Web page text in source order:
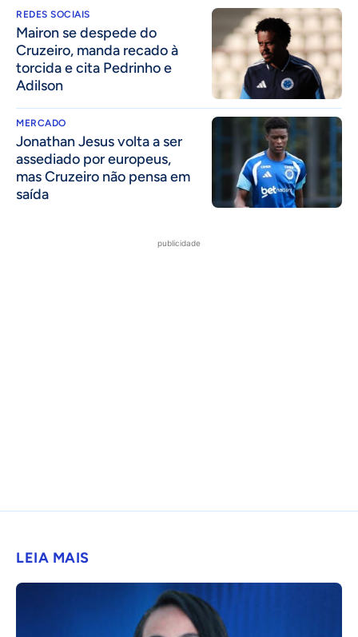
REDES SOCIAIS
Mairon se despede do
Cruzeiro, manda recado à
torcida e cita Pedrinho e
Adilson
MERCADO
Jonathan Jesus volta a ser
assediado por europeus,
mas Cruzeiro não pensa em
saída
publicidade
LEIA MAIS